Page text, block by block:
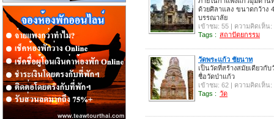
ด้วยศิลาแลง ขนาดกว้าง
บรรณาลัย
เข้าชม: 55 | ความคิดเห็น:
Tags : สถาปัตยกรรม
วัดพระแก้ว ชัยนาท
เป็นวัดที่สร้างสมัยเดียวกั
ชื่อวัดป่าแก้ว
เข้าชม: 62 | ความคิดเห็น:
Tags : วัด